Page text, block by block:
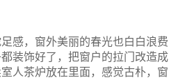
感，窗外美丽的春光也白白浪费
装饰好了，把窗户的拉门改造成
人茶炉放在里面，感觉古朴，窗